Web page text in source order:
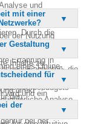
und
erheblich
Ansätze, um
Durch die
Erfahrung in
anbieten, die
abgestimmt
Werbebudgets
mit einer
der Nutzung
verfügen
die jeweilige
Inhalte zu
die Sichtbarkeit
fördern. Zudem
direkt
Analyse
gesteigert und
Gestaltung
eines Online-
dafür, dass das
wird und ein
Implementierung
und die
bei der
für
den
Unternehmens
Design zieht
der